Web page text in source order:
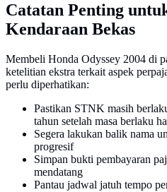
Catatan Penting
Kendaraan Bekas
Membeli Honda Odyssey 2004 di
ketelitian ekstra terkait aspek
perlu diperhatikan:
Pastikan STNK masih
tahun setelah masa berlaku
Segera lakukan balik nama
progresif
Simpan bukti pembayaran
mendatang
Pantau jadwal jatuh tempo